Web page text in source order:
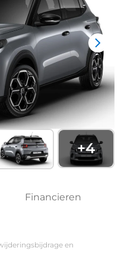
+4
Financieren
en